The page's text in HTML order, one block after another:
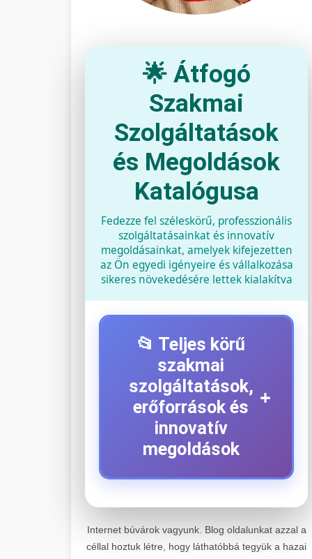
🌟 Átfogó
Szakmai
Szolgáltatások
és Megoldások
Katalógusa
Fedezze fel széleskörű, professzionális
szolgáltatásainkat és innovatív
megoldásainkat, amelyek kifejezetten
az Ön egyedi igényeire és vállalkozása
sikeres növekedésére lettek kialakítva
📂 Teljes körű
szakmai
szolgáltatások,
erőforrások és
innovatív
megoldások
+
+
Kiemelkedő szakértelemmel
Internet búvárok vagyunk. Blog oldalunkat azzal a
céllal hoztuk létre, hogy láthatóbbá tegyük a hazai